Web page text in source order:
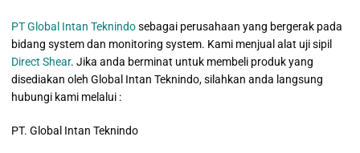
PT Global Intan Teknindosebagai perusahaan yang bergerak pada
bidang system dan monitoring system. Kami menjual alat uji sipil
Direct Shear. Jika anda berminat untuk membeli produk yang
disediakan oleh Global Intan Teknindo, silahkan anda langsung
hubungi kami melalui :
PT. Global Intan Teknindo